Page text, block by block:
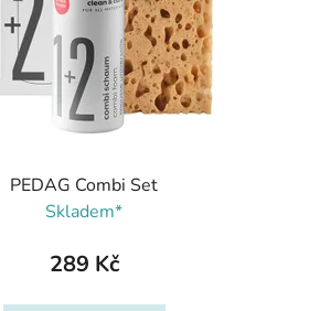
PEDAG Combi Set
Skladem*
289 Kč